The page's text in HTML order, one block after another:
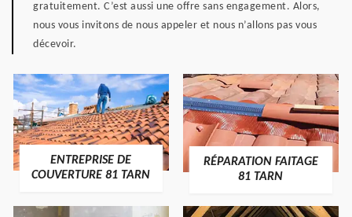
gratuitement. C’est aussi une offre sans engagement. Alors,
nous vous invitons de nous appeler et nous n’allons pas vous
décevoir.
ENTREPRISE DE
COUVERTURE 81 TARN
RÉPARATION FAITAGE
81 TARN